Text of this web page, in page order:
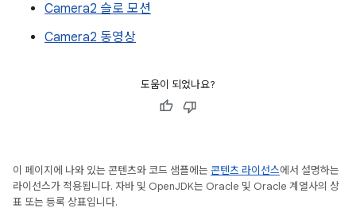
Camera2 슬로 모션
Camera2 동영상
도움이 되었나요?
이 페이지에 나와 있는 콘텐츠와 코드 샘플에는 콘텐츠 라이선스에서 설명하는
라이선스가 적용됩니다. 자바 및 OpenJDK는 Oracle 및 Oracle 계열사의 상
표 또는 등록 상표입니다.